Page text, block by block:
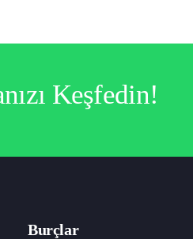
Keşfedin!
Burçlar